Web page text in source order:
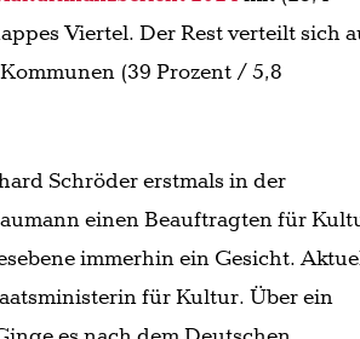
Viertel. Der Rest verteilt sich
(39 Prozent / 5,8
Schröder erstmals in der
einen Beauftragten für
immerhin ein Gesicht.
für Kultur. Über ein